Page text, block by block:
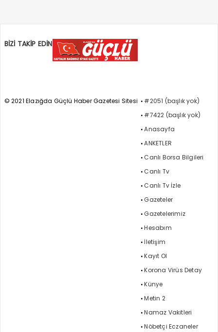
BİZİ TAKİP EDİN
© 2021 Elazığda Güçlü Haber Gazetesi Sitesi
#2051 (başlık yok)
#7422 (başlık yok)
Anasayfa
ANKETLER
Canlı Borsa Bilgileri
Canlı Tv
Canlı Tv İzle
Gazeteler
Gazetelerimiz
Hesabım
İletişim
Kayıt Ol
Korona Virüs Detay
Künye
Metin 2
Namaz Vakitleri
Nöbetçi Eczaneler